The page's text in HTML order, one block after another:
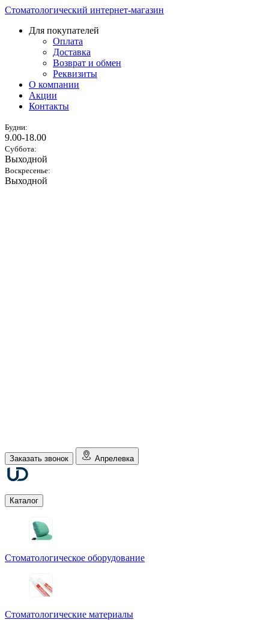
Стоматологический интернет-магазин
Для покупателей
Оплата
Доставка
Возврат и обмен
Реквизиты
О компании
Акции
Контакты
Будни:
9.00-18.00
Суббота:
Выходной
Воскресенье:
Выходной
Заказать звонок Апрелевка
Каталог
Стоматологическое оборудование
Стоматологические материалы